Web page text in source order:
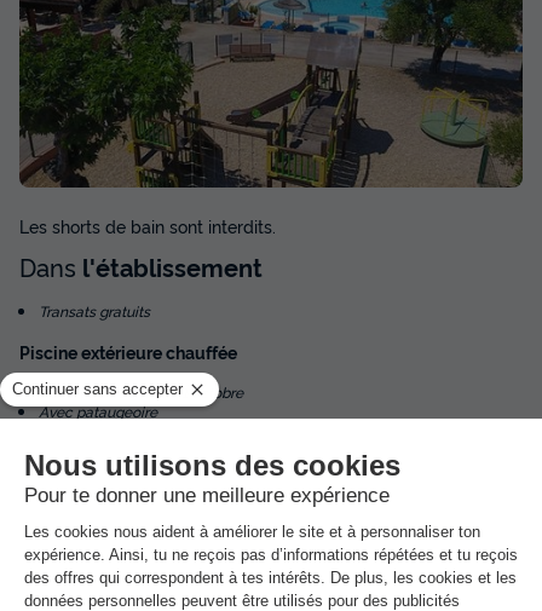
Climatisation Cafetière Congélateur
Réfrigérateur
Salon de jardin
+ 3
APPARTEMENT 4 personnes - Appartement 2 pièces 40m²
- 1 chambre - douche - TV - jacuzzi
du 08/12/2026au15/12/2026
Meilleur prix pour 7 nuits
Les shorts de bain sont interdits.
Dans l'établissement
Transats gratuits
Piscine extérieure chauffée
Ouvert du 29 avril au 1 octobre
Avec pataugeoire
Activités et animations proposées
Espace aquatique, Animations, Sports et Loisirs